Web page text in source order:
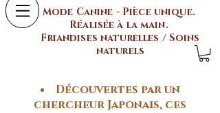
Mode Canine - Pièce unique.
Réalisée à la main.
Friandises naturelles / Soins
naturels
Découvertes par un
chercheur Japonais, ces